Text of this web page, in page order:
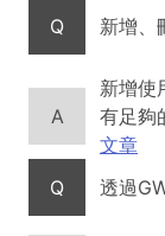
Q
新增、
A
新增使
有足夠
文章
Q
透過